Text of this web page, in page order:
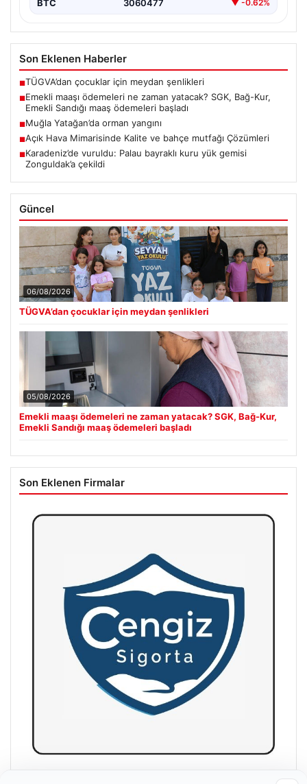
BTC 3060477 ▼ -0.62%
Son Eklenen Haberler
■TÜGVA’dan çocuklar için meydan şenlikleri
■Emekli maaşı ödemeleri ne zaman yatacak? SGK, Bağ-Kur,
Emekli Sandığı maaş ödemeleri başladı
■Muğla Yatağan’da orman yangını
■Açık Hava Mimarisinde Kalite ve bahçe mutfağı Çözümleri
■Karadeniz’de vuruldu: Palau bayraklı kuru yük gemisi
Zonguldak’a çekildi
Güncel
06/08/2026
TÜGVA’dan çocuklar için meydan şenlikleri
05/08/2026
Emekli maaşı ödemeleri ne zaman yatacak? SGK, Bağ-Kur,
Emekli Sandığı maaş ödemeleri başladı
Son Eklenen Firmalar